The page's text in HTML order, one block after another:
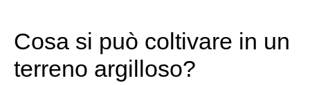
Cosa si può coltivare in un
terreno argilloso?